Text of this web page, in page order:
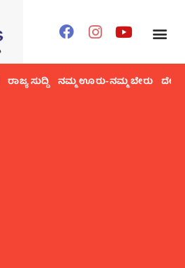
ರಾಜ್ಯ ಸುದ್ದಿ ನಮ್ಮ ಊರು-ನಮ್ಮ ಬೇರು ದೇಶ